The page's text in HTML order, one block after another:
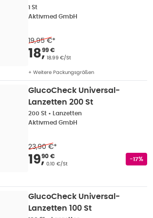
1 St
Aktivmed GmbH
19,95 €*
Verkaufspreis
18,
99 €
Grundpreis
18.99 €/St
+ Weitere Packungsgrößen
GlucoCheck Universal-
Lanzetten 200 St
200 St •
Lanzetten
Aktivmed GmbH
23,90 €*
Verkaufspreis
19,
90 €
Grundpreis
0.10 €/St
-17%
GlucoCheck Universal-
Lanzetten 100 St